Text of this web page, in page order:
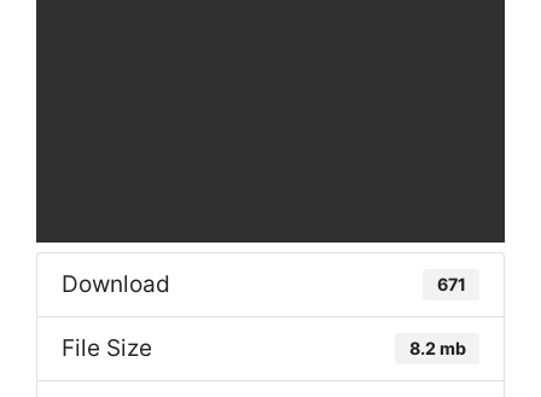
Download 671
File Size 8.2 mb